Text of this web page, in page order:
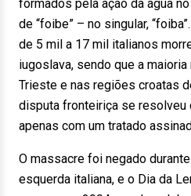
formados pela ação da água
de “foibe” – no singular,
de 5 mil a 17 mil italianos
iugoslava, sendo que a
Trieste e nas regiões croatas
disputa fronteiriça se resolveu
apenas com um tratado
O massacre foi negado
esquerda italiana, e o Dia da